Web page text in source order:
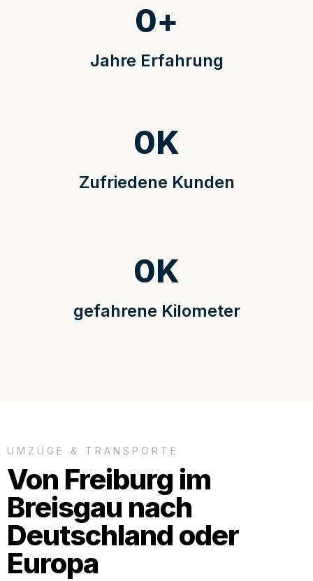
Jahre Erfahrung
0+
Zufriedene Kunden
0K
gefahrene Kilometer
0K
UMZÜGE & TRANSPORTE
Von Freiburg im
Breisgau nach
Deutschland oder
Europa